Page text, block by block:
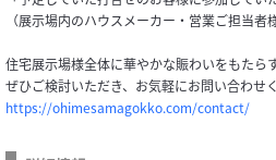
（展示場内のハウスメーカー・営業ご担当者
住宅展示場様全体に華やかな賑わいをもたら
ぜひご検討いただき、お気軽にお問い合わせ
https://ohimesamagokko.com/contact/